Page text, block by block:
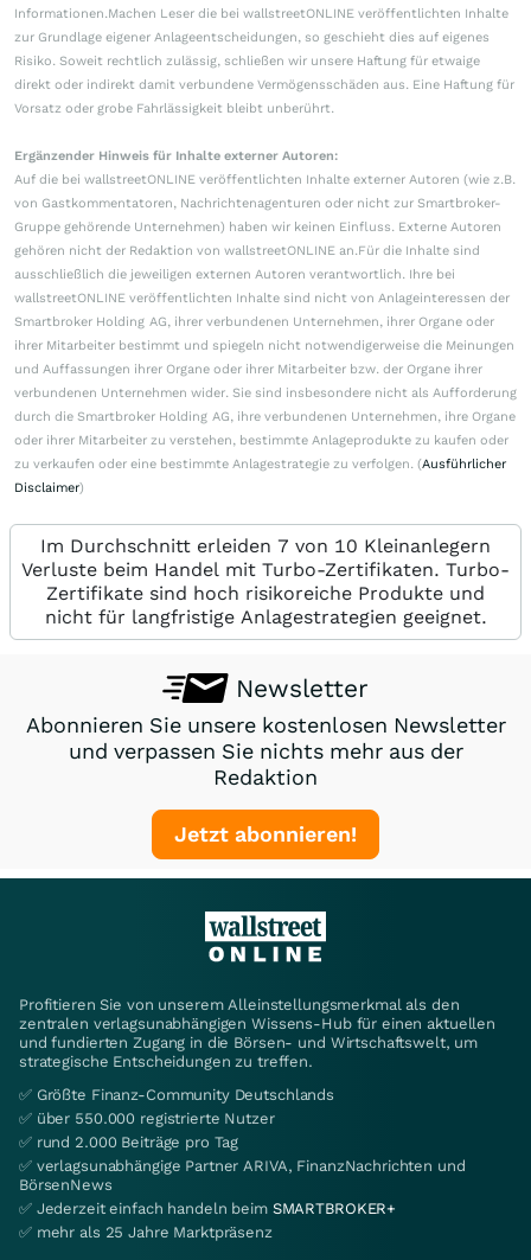
Informationen.Machen Leser die bei wallstreetONLINE veröffentlichten Inhalte
zur Grundlage eigener Anlageentscheidungen, so geschieht dies auf eigenes
Risiko. Soweit rechtlich zulässig, schließen wir unsere Haftung für etwaige
direkt oder indirekt damit verbundene Vermögensschäden aus. Eine Haftung für
Vorsatz oder grobe Fahrlässigkeit bleibt unberührt.
Ergänzender Hinweis für Inhalte externer Autoren:
Auf die bei wallstreetONLINE veröffentlichten Inhalte externer Autoren (wie z.B.
von Gastkommentatoren, Nachrichtenagenturen oder nicht zur Smartbroker-
Gruppe gehörende Unternehmen) haben wir keinen Einfluss. Externe Autoren
gehören nicht der Redaktion von wallstreetONLINE an.Für die Inhalte sind
ausschließlich die jeweiligen externen Autoren verantwortlich. Ihre bei
wallstreetONLINE veröffentlichten Inhalte sind nicht von Anlageinteressen der
Smartbroker Holding AG, ihrer verbundenen Unternehmen, ihrer Organe oder
ihrer Mitarbeiter bestimmt und spiegeln nicht notwendigerweise die Meinungen
und Auffassungen ihrer Organe oder ihrer Mitarbeiter bzw. der Organe ihrer
verbundenen Unternehmen wider. Sie sind insbesondere nicht als Aufforderung
durch die Smartbroker Holding AG, ihre verbundenen Unternehmen, ihre Organe
oder ihrer Mitarbeiter zu verstehen, bestimmte Anlageprodukte zu kaufen oder
zu verkaufen oder eine bestimmte Anlagestrategie zu verfolgen. (Ausführlicher
Disclaimer)
Im Durchschnitt erleiden 7 von 10 Kleinanlegern
Verluste beim Handel mit Turbo-Zertifikaten. Turbo-
Zertifikate sind hoch risikoreiche Produkte und
nicht für langfristige Anlagestrategien geeignet.
Newsletter
Abonnieren Sie unsere kostenlosen Newsletter
und verpassen Sie nichts mehr aus der
Redaktion
Jetzt abonnieren!
Profitieren Sie von unserem Alleinstellungsmerkmal als den
zentralen verlagsunabhängigen Wissens-Hub für einen aktuellen
und fundierten Zugang in die Börsen- und Wirtschaftswelt, um
strategische Entscheidungen zu treffen.
✅ Größte Finanz-Community Deutschlands
✅ über 550.000 registrierte Nutzer
✅ rund 2.000 Beiträge pro Tag
✅ verlagsunabhängige Partner ARIVA, FinanzNachrichten und
BörsenNews
✅ Jederzeit einfach handeln beim SMARTBROKER+
✅ mehr als 25 Jahre Marktpräsenz